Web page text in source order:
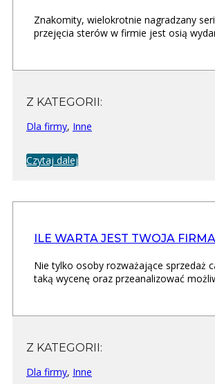
Znakomity, wielokrotnie nagradzany
przejęcia sterów w firmie jest osią
Z KATEGORII:
Dla firmy, Inne
Czytaj dalej
ILE WARTA JEST TWOJA
Nie tylko osoby rozważające sprzedaż
taką wycenę oraz przeanalizować
Z KATEGORII:
Dla firmy, Inne